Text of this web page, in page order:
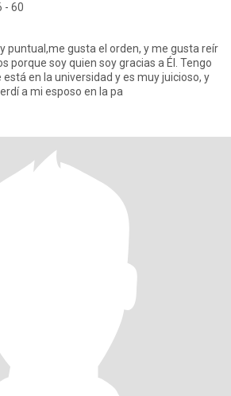
- 60
puntual,me gusta el orden, y me gusta reír
porque soy quien soy gracias a Él. Tengo
está en la universidad y es muy juicioso, y
a mi esposo en la pa